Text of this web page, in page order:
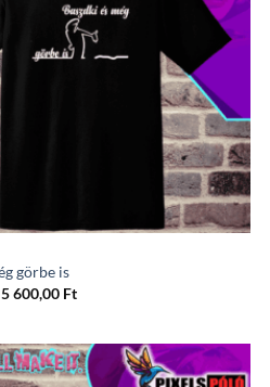
görbe is
5 600,00 FtÁrtartomány:
5
600,00 Ft